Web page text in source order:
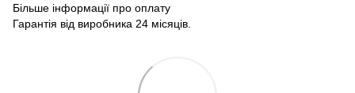
Більше інформації про оплату
Гарантія від виробника 24 місяців.